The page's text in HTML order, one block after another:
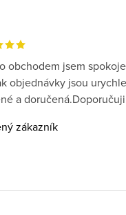
obchodem jsem
objednávky jsou
a
zákazník